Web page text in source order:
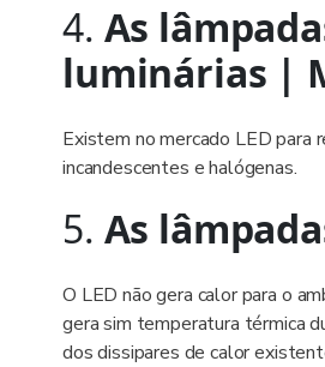
4. As
luminárias |
Existem no mercado LED para
incandescentes e halógenas.
5. As
O LED não gera calor para o
gera sim temperatura térmica
dos dissipares de calor